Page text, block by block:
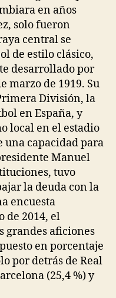
en años
solo fueron
central se
de estilo clásico,
desarrollado por
marzo de 1919. Su
División, la
en España, y
local en el estadio
una capacidad para
Manuel
tuvo
la deuda con la
encuesta
de 2014, el
grandes aficiones
en porcentaje
por detrás de Real
(25,4 %) y